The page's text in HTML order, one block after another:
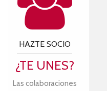
HAZTE SOCIO
¿TE UNES?
Las colaboraciones